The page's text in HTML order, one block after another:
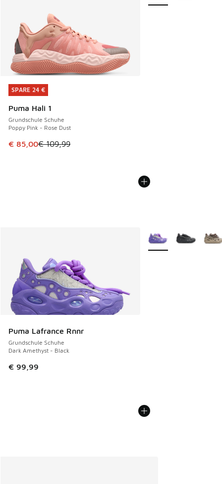
SPARE 24 €
Puma Hali 1
Grundschule Schuhe
Poppy Pink - Rose Dust
Dieser Artikel ist im Sale. Der Preis ist von € 109,99 auf €
€ 85,00€ 109,99
SPARE 24 €
Puma Lafrance Rnnr
Grundschule Schuhe
Dark Amethyst - Black
€ 99,99
Weitere Farben